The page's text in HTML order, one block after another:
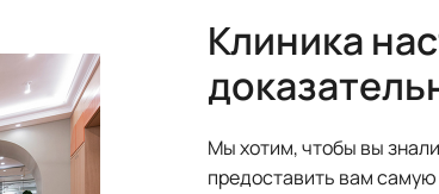
Клиника
Мы хотим, чтобы вы
предоставить вам